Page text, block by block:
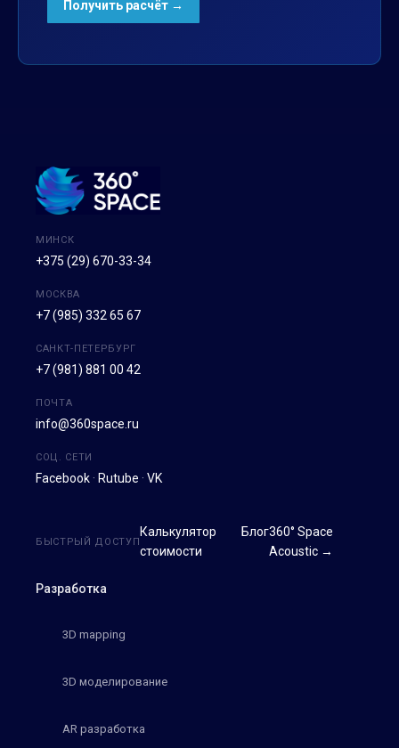
МИНСК
+375 (29) 670-33-34
МОСКВА
+7 (985) 332 65 67
САНКТ-ПЕТЕРБУРГ
+7 (981) 881 00 42
ПОЧТА
info@360space.ru
СОЦ. СЕТИ
Facebook · Rutube · VK
Разработка
3D mapping
3D моделирование
AR разработка
БЫСТРЫЙ ДОСТУП
Калькулятор
стоимости
Блог360° Space
Acoustic →